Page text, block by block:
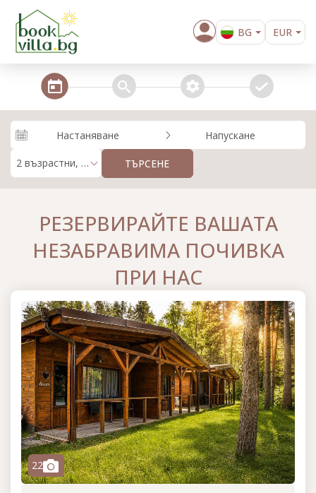
BG
EUR
steps_calendar search extra_services confirm
Настаняване Напускане
2 възрастни, 0 деца ТЪРСЕНЕ
РЕЗЕРВИРАЙТЕ ВАШАТА
НЕЗАБРАВИМА ПОЧИВКА
ПРИ НАС
22camera